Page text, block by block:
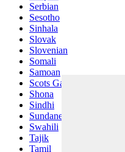
Serbian
Sesotho
Sinhala
Slovak
Slovenian
Somali
Samoan
Scots Gaelic
Shona
Sindhi
Sundanese
Swahili
Tajik
Tamil